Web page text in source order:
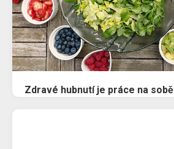
Zdravé hubnutí je práce na sobě